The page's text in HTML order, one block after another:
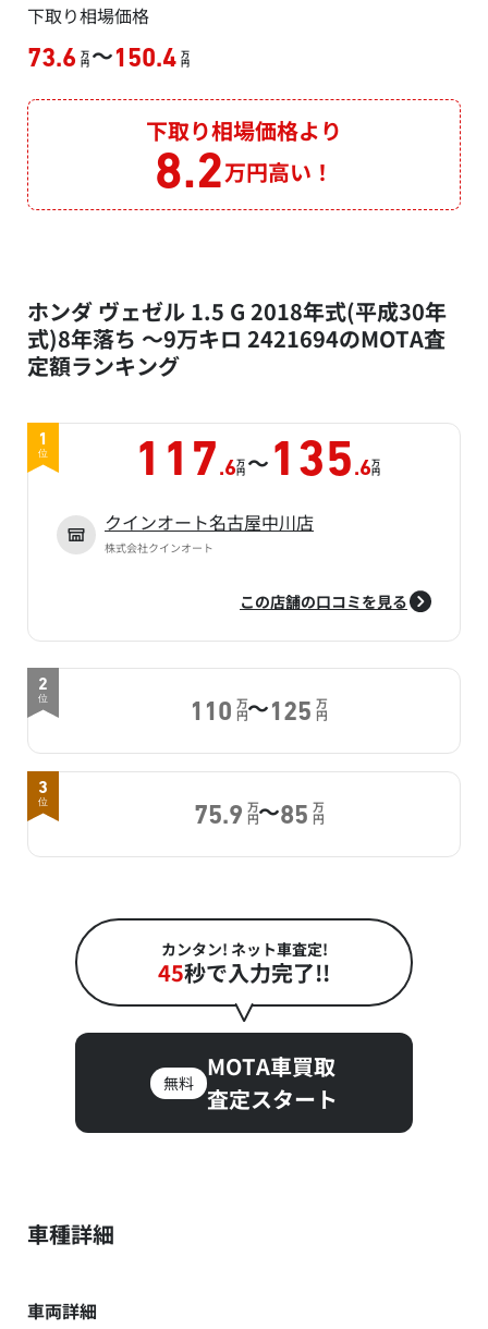
下取り相場価格
73.6 万
円 ～150.4 万
円
下取り相場価格より
8.2万円高い！
ホンダ ヴェゼル 1.5 G 2018年式(平成30年
式)8年落ち ～9万キロ 2421694のMOTA査
定額ランキング
1
位 117 .6万
円 ～ 135 .6万
円
クインオート名古屋中川店
株式会社クインオート
この店舗の口コミを見る
2
位
110 万
円～125 万
円
3
位
75.9 万
円～85 万
円
カンタン! ネット車査定!
45秒で入力完了!!
無料
MOTA車買取
査定スタート
車種詳細
車両詳細